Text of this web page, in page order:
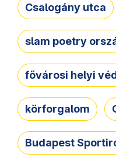
Csalogány utca
slam poetry
fővárosi helyi
körforgalom
Budapest